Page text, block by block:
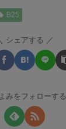
B25
シェアする
みをフォローする